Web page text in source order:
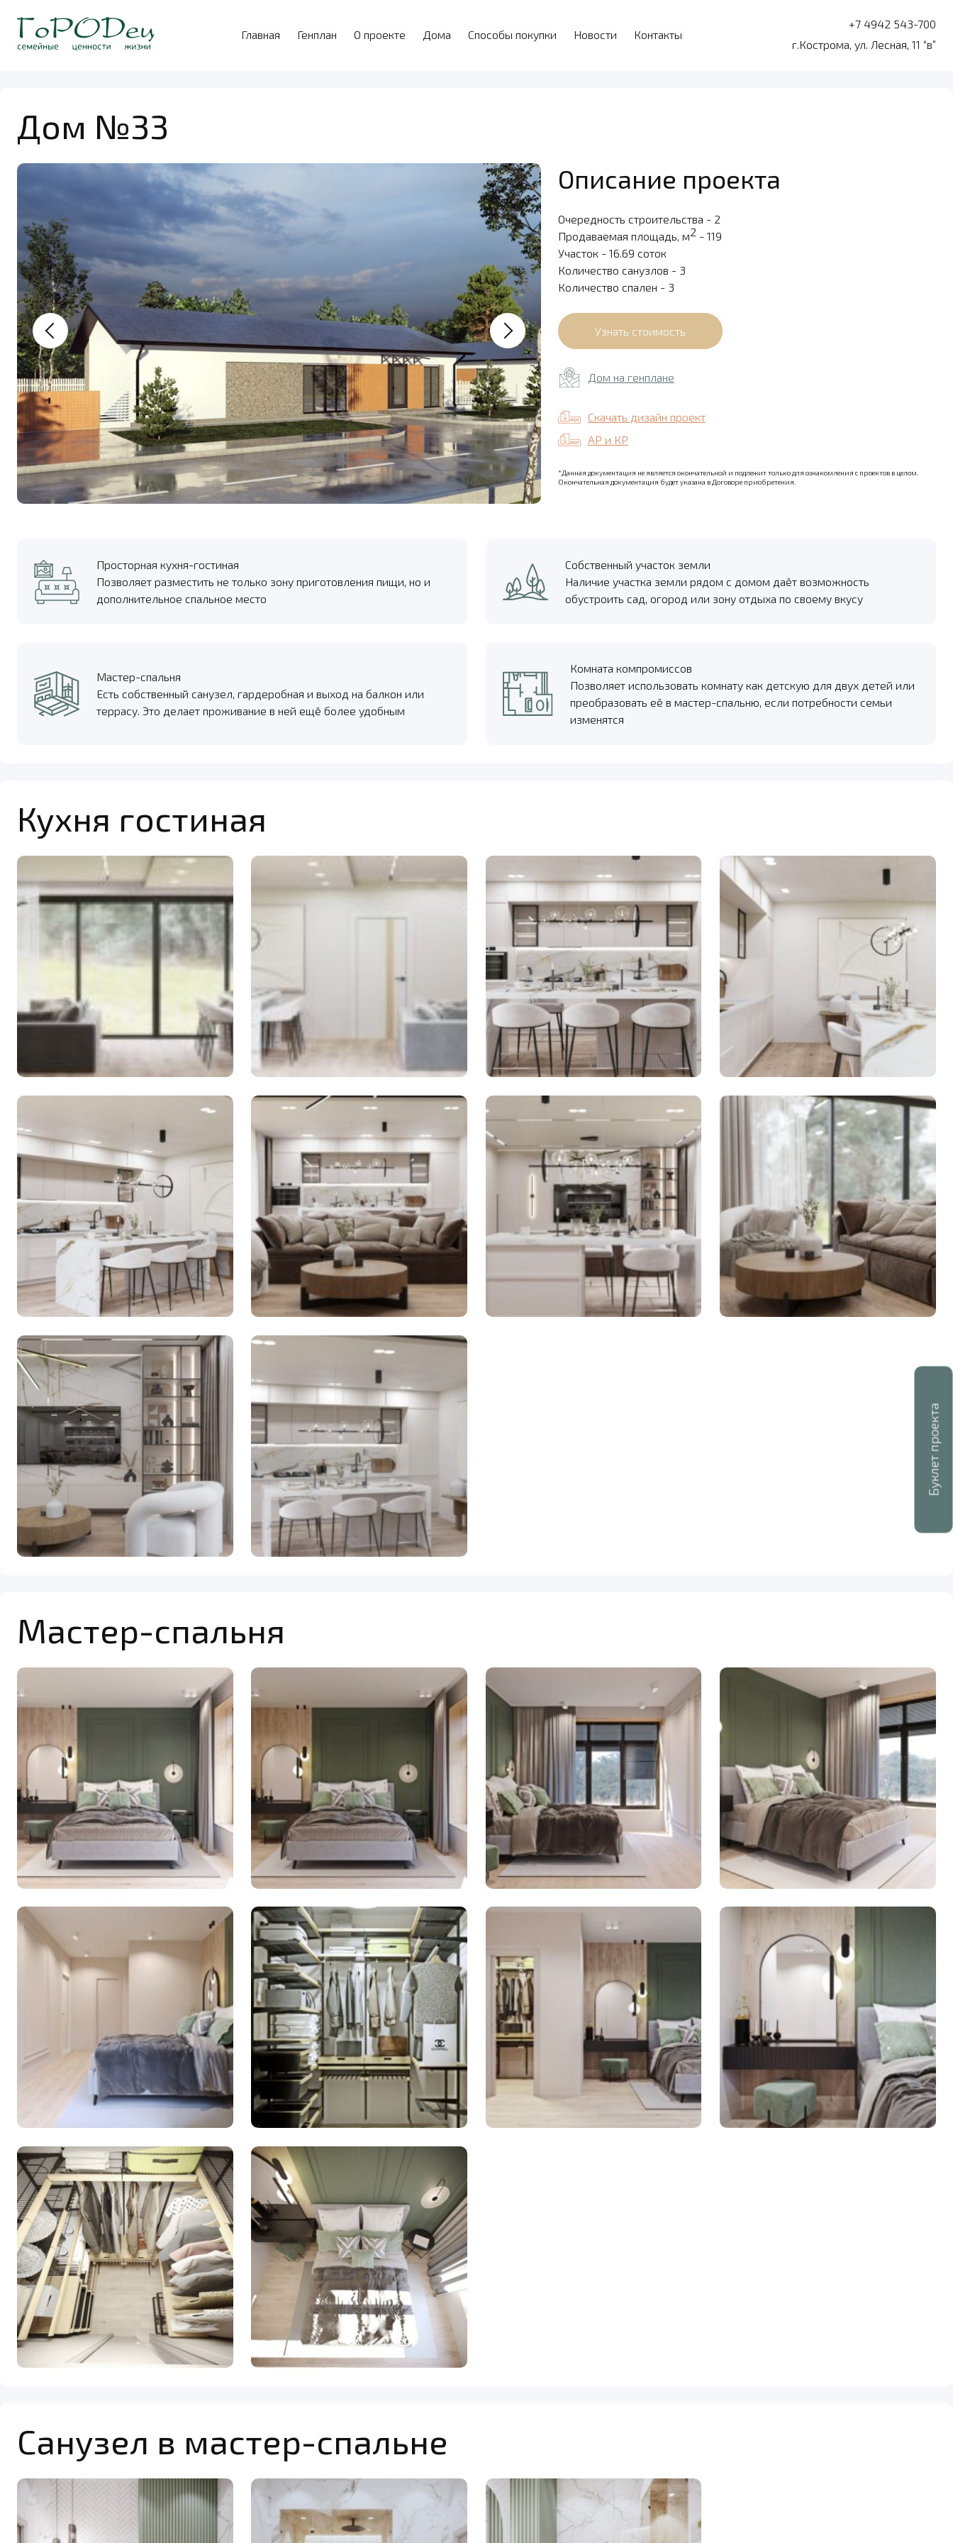
Буклет проекта
Главная Генплан О проекте Дома Способы покупки Новости Контакты
+7 4942 543-700
г.Кострома, ул. Лесная, 11 “в”
Дом №33
Описание проекта
Очередность строительства - 2
Продаваемая площадь, м2- 119
Участок - 16.69 соток
Количество санузлов - 3
Количество спален - 3
Дом на генплане
Скачать дизайн проект
АР и КР
*Данная документация не является окончательной и подлежит только для ознакомления с проектов в целом.
Окончательная документация будет указана в Договоре приобретения.
Просторная кухня-гостиная
Позволяет разместить не только зону приготовления пищи, но и
дополнительное спальное место
Собственный участок земли
Наличие участка земли рядом с домом даёт возможность
обустроить сад, огород или зону отдыха по своему вкусу
Мастер-спальня
Есть собственный санузел, гардеробная и выход на балкон или
террасу. Это делает проживание в ней ещё более удобным
Комната компромиссов
Позволяет использовать комнату как детскую для двух детей или
преобразовать её в мастер-спальню, если потребности семьи
изменятся
Кухня гостиная
Мастер-спальня
Санузел в мастер-спальне